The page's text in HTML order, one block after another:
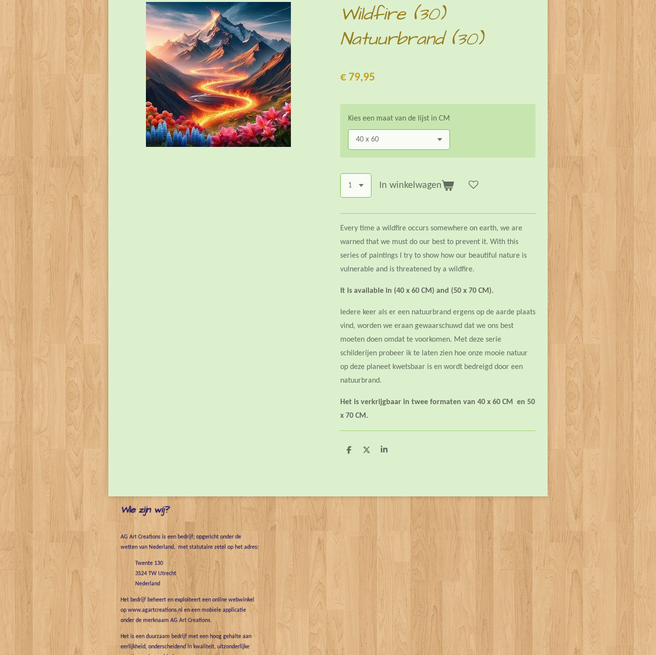
Wildfire (30)
Natuurbrand (30)
€ 79,95
Kies een maat van de lijst in CM
In winkelwagen
Every time a wildfire occurs somewhere on earth, we are
warned that we must do our best to prevent it. With this
series of paintings I try to show how our beautiful nature is
vulnerable and is threatened by a wildfire.
It is available in (40 x 60 CM) and (50 x 70 CM).
Iedere keer als er een natuurbrand ergens op de aarde plaats
vind, worden we eraan gewaarschuwd dat we ons best
moeten doen omdat te voorkomen. Met deze serie
schilderijen probeer ik te laten zien hoe onze mooie natuur
op deze planeet kwetsbaar is en wordt bedreigd door een
natuurbrand.
Het is verkrijgbaar in twee formaten van 40 x 60 CM en 50
x 70 CM.
D
D
S
Wie zijn wij?
AG Art Creations is een bedrijf; opgericht onder de
wetten van Nederland, met statutaire zetel op het adres:
Twente 130
3524 TW Utrecht
Nederland
Het bedrijf beheert en exploiteert een online webwinkel
op www.agartcreations.nl en een mobiele applicatie
onder de merknaam AG Art Creations.
Het is een duurzaam bedrijf met een hoog gehalte aan
eerlijkheid, onderscheidend in kwaliteit, uitzonderlijke